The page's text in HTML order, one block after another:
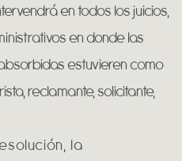
en todos los juicios,
en donde las
estuvieren como
reclamante, solicitante,
la